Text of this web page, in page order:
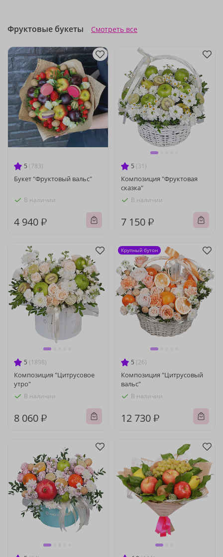
Фруктовые букеты Смотреть все
5 (783)
Букет "Фруктовый вальс"
В наличии
4 940 ₽
5 (31)
Композиция "Фруктовая
сказка"
В наличии
7 150 ₽
5 (1898)
Композиция "Цитрусовое
утро"
В наличии
8 060 ₽
5 (26)
Композиция "Цитрусовый
вальс"
В наличии
12 730 ₽
Крупный бутон